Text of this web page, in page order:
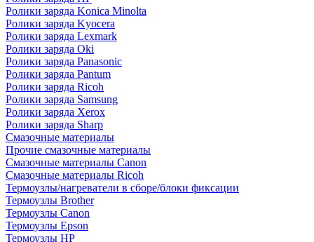
Ролики заряда Konica Minolta
Ролики заряда Kyocera
Ролики заряда Lexmark
Ролики заряда Oki
Ролики заряда Panasonic
Ролики заряда Pantum
Ролики заряда Ricoh
Ролики заряда Samsung
Ролики заряда Xerox
Ролики заряда Sharp
Смазочные материалы
Прочие смазочные материалы
Смазочные материалы Canon
Смазочные материалы Ricoh
Термоузлы/нагреватели в сборе/блоки фиксации
Термоузлы Brother
Термоузлы Canon
Термоузлы Epson
Термоузлы HP